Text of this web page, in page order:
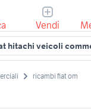
Vendi
hitachi veicoli
ricambi fiat om